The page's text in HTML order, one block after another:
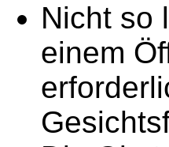
Nicht so
einem